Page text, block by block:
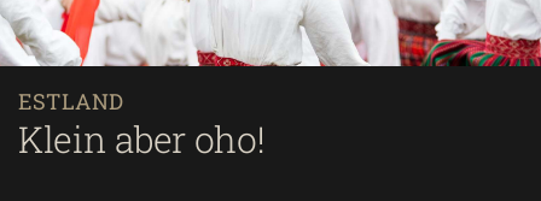
ESTLAND
Klein aber oho!